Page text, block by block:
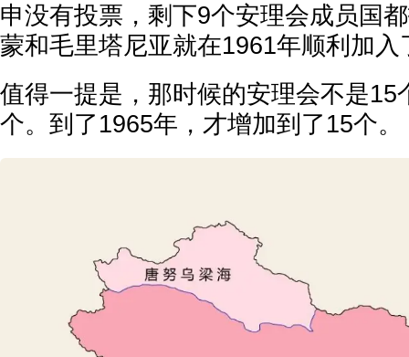
申没有投票，剩下9个安理会成员国
蒙和毛里塔尼亚就在1961年顺利加入
值得一提是，那时候的安理会不是15
个。到了1965年，才增加到了15个。